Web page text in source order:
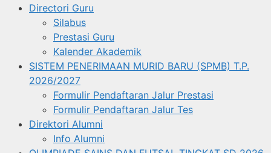
Directori Guru
Silabus
Prestasi Guru
Kalender Akademik
SISTEM PENERIMAAN MURID BARU (SPMB) T.P.
2026/2027
Formulir Pendaftaran Jalur Prestasi
Formulir Pendaftaran Jalur Tes
Direktori Alumni
Info Alumni